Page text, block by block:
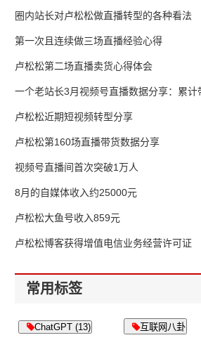
圈内站长对卢松松做直播转型的各种看法
第一次且连续做三场直播经验心得
卢松松第二场直播卖货心得体会
一个老站长3月视频号直播数据分享：累计
65万
卢松松近期短视频转型分享
卢松松第160场直播带货数据分享
视频号直播间首次突破1万人
8月的自媒体收入约25000元
卢松松大鱼号收入859元
卢松松博客获得增值电信业务经营许可证
常用标签
ChatGPT (13) 互联网八卦